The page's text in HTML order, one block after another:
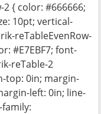
{ color: #666666;
10pt; vertical-
reTableEvenRow-
#E7EBF7; font-
reTable-2
top: 0in; margin-
left: 0in; line-